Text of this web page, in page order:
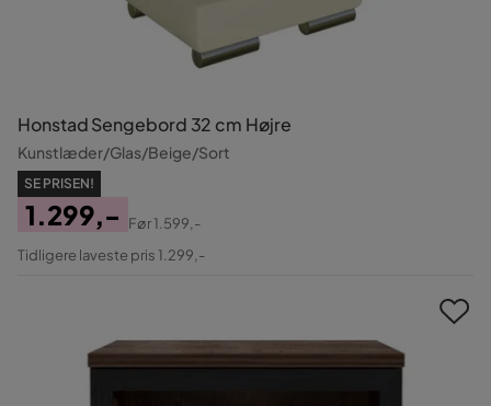
Honstad Sengebord 32 cm Højre
Kunstlæder/Glas/Beige/Sort
SE PRISEN!
Pris
1.299,-
Original
Før1.599,-
Tidligere laveste pris 1.299,-